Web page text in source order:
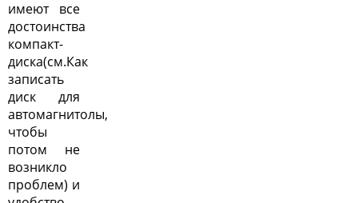
имеют все
достоинства
компакт-
диска(см.Как
записать
диск для
автомагнитолы,
чтобы
потом не
возникло
проблем) и